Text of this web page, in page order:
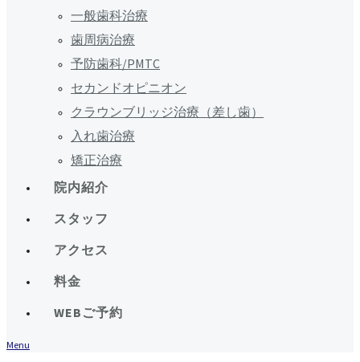
一般歯科治療
歯周病治療
予防歯科/PMTC
セカンドオピニオン
クラウンブリッジ治療（差し歯）
入れ歯治療
矯正治療
院内紹介
スタッフ
アクセス
料金
WEBご予約
Menu